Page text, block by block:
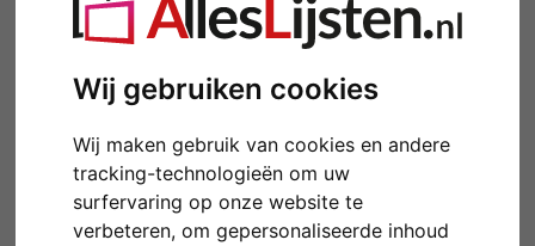
Wij gebruiken cookies
Wij maken gebruik van cookies en andere
tracking-technologieën om uw
surfervaring op onze website te
verbeteren, om gepersonaliseerde inhoud
BLAUWE
FOTOLIJSTEN
BRUINE FOTOLIJSTEN